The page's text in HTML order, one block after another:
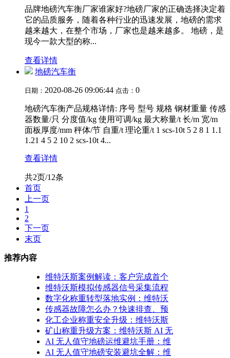
品牌地磅汽车衡厂家谁家好?地磅厂家的正确选择决定着
它的品质服务，随着各种行业的迅速发展，地磅的需求
越来越大，在整个市场，厂家也是越来越多。 地磅，是
现今一款大型的称...
查看详情
地磅汽车衡
日期： 2020-08-26 09:06:44 点击： 0
地磅汽车衡产品规格详情: 序号 型号 规格 钢材重量 传感
器数量/只 分度值/kg 使用可调/kg 最大称量/t 长/m 宽/m
面板厚度/mm 秤体/节 自重/t 理论重/t 1 scs-10t 5 2 8 1 1.1
1.21 4 5 2 10 2 scs-10t 4...
查看详情
共2页/12条
首页
上一页
1
2
下一页
末页
推荐内容
维特沃斯案例解读：客户完成首个
维特沃斯模拟传感器信号采集流程
数字化称重转型落地实例：维特沃
传感器故障怎么办？快速排查、预
化工企业称重安全升级：维特沃斯
矿山称重升级方案：维特沃斯 AI 无
AI 无人值守地磅运维避坑手册：维
AI 无人值守地磅安装避坑全解：维